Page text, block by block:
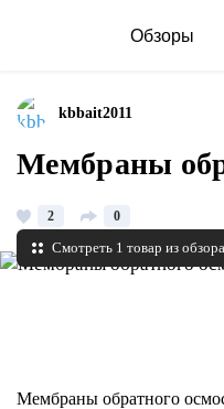
Обзоры
kbbait2011
Мембраны
2 0
Смотреть 1 товар из обзора
Мембраны обратного